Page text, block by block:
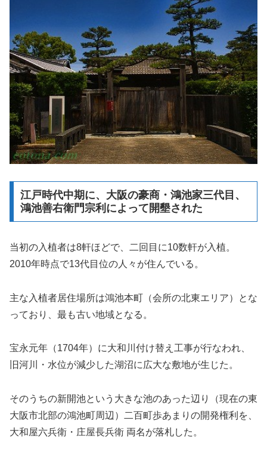
江戸時代中期に、大阪の豪商・鴻池家三代目、
鴻池善右衛門宗利によって開墾された
当初の入植者は8軒ほどで、二回目に10数軒が入植。
2010年時点で13代目位の人々が住んでいる。
主な入植者居住場所は鴻池本町（会所の北東エリア）とな
っており、最も古い地域となる。
宝永元年（1704年）に大和川付け替え工事が行なわれ、
旧河川・水位が減少した湖沼に広大な敷地が生じた。
そのうちの新開池という大きな池のあった辺り（現在の東
大阪市北部の鴻池町周辺）二百町歩あまりの開発権利を、
大和屋六兵衛・庄屋長兵衛 両名が落札した。